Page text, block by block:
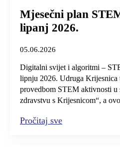
Mjesečni plan
lipanj 2026.
05.06.2026
Digitalni svijet i algoritmi –
lipnju 2026. Udruga Krijesnica
provedbom STEM aktivnosti
zdravstvu s Krijesnicom“, a
Pročitaj sve